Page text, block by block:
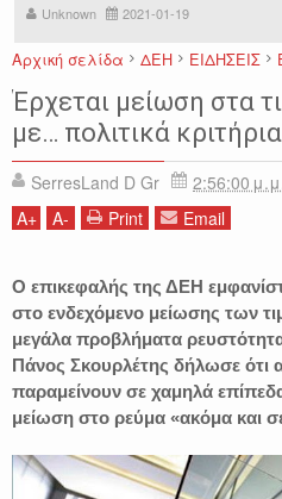
Unknown 2021-01-19
Αρχική σελίδα ΔΕΗ ΕΙΔΗΣΕΙΣ
Έρχεται μείωση στα
με… πολιτικά κριτήρια
SerresLand D Gr
2:56:00
A+ A- Print Email
Ο επικεφαλής της ΔΕΗ
στο ενδεχόμενο μείωσης των
μεγάλα προβλήματα
Πάνος Σκουρλέτης δήλωσε ότι
παραμείνουν σε χαμηλά
μείωση στο ρεύμα «ακόμα και